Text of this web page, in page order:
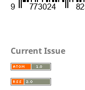
Current Issue